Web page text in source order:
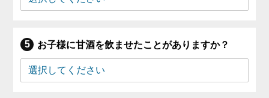
お子様に甘酒を飲ませたことがありますか？